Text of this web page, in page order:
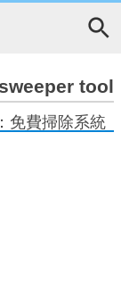
tool
免費掃除系統